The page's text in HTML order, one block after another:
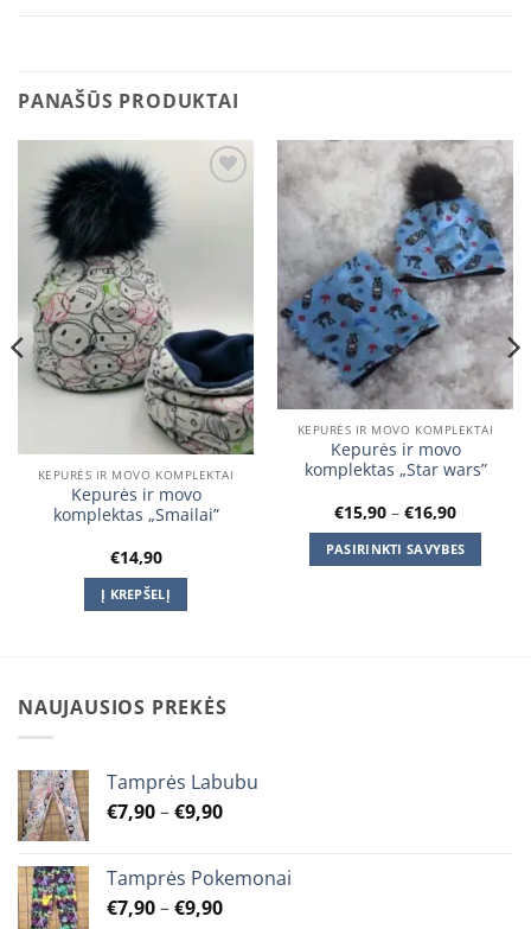
PANAŠŪS PRODUKTAI
KEPURĖS IR MOVO KOMPLEKTAI
Kepurės ir movo
komplektas „Smailai”
€14,90
Į KREPŠELĮ
Add to
wishlist
KEPURĖS IR MOVO KOMPLEKTAI
Kepurės ir movo
komplektas „Star wars”
€15,90 – €16,90Price
€15,90
through
€16,90
PASIRINKTI SAVYBES
NAUJAUSIOS PREKĖS
Tamprės Labubu
€7,90–€9,90Price
through
€9,90
Tamprės Pokemonai
€7,90–€9,90Price